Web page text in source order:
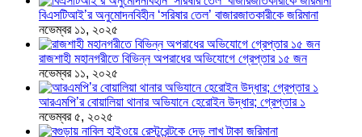
বিএসটিআই’র অনুমোদনবিহীন ‘সরিষার তেল’ বাজারজাতকারীকে জরিমানা
নভেম্বর ১১, ২০২৫
রাজশাহী মহানগরীতে বিভিন্ন অপরাধের অভিযোগে গ্রেপ্তার ১৫ জন
নভেম্বর ১১, ২০২৫
আরএমপি’র বোয়ালিয়া থানার অভিযানে হেরোইন উদ্ধার; গ্রেপ্তার ১
নভেম্বর ৫, ২০২৫